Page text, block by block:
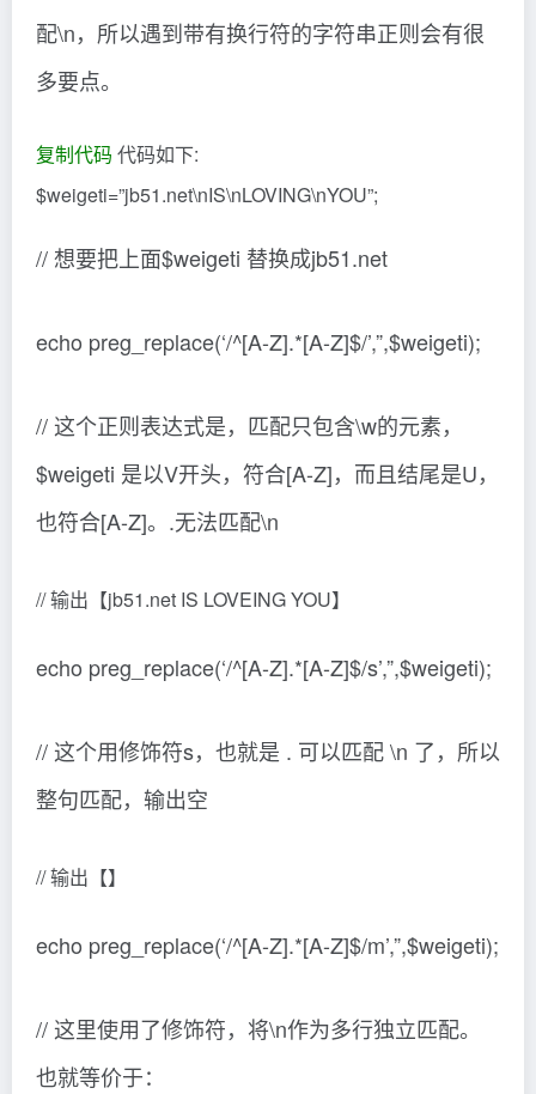
配\n，所以遇到带有换行符的字符串正则会有很
多要点。
复制代码 代码如下:
$weigeti=”jb51.net\nIS\nLOVING\nYOU”;
// 想要把上面$weigeti 替换成jb51.net
echo preg_replace(‘/^[A-Z].*[A-Z]$/’,”,$weigeti);
// 这个正则表达式是，匹配只包含\w的元素，
$weigeti 是以V开头，符合[A-Z]，而且结尾是U，
也符合[A-Z]。.无法匹配\n
// 输出【jb51.net IS LOVEING YOU】
echo preg_replace(‘/^[A-Z].*[A-Z]$/s’,”,$weigeti);
// 这个用修饰符s，也就是 . 可以匹配 \n 了，所以
整句匹配，输出空
// 输出【】
echo preg_replace(‘/^[A-Z].*[A-Z]$/m’,”,$weigeti);
// 这里使用了修饰符，将\n作为多行独立匹配。
也就等价于：